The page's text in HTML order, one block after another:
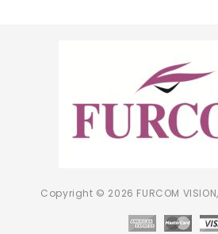
Copyright © 2026 FURCOM